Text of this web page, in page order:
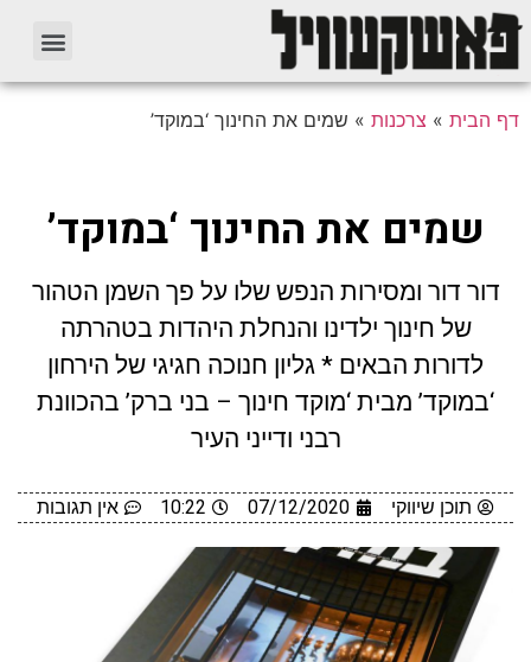
דף הבית » צרכנות » שמים את החינוך ‘במוקד’
שמים את החינוך ‘במוקד’
דור דור ומסירות הנפש שלו על פך השמן הטהור
של חינוך ילדינו והנחלת היהדות בטהרתה
לדורות הבאים * גליון חנוכה חגיגי של הירחון
‘במוקד’ מבית ‘מוקד חינוך – בני ברק’ בהכוונת
רבני ודייני העיר
תוכן שיווקי 07/12/2020
10:22 אין תגובות